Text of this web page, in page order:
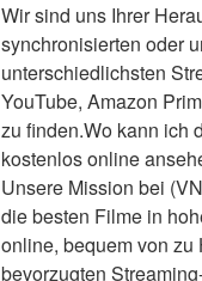
Wir sind uns Ihrer
synchronisierten oder
unterschiedlichsten
YouTube, Amazon
zu finden.Wo kann ich
kostenlos online
Unsere Mission bei
die besten Filme in
online, bequem von zu
bevorzugten